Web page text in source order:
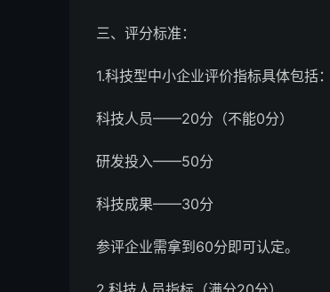
三、评分标准：
1.科技型中小企业评价指标具体包括：
科技人员——20分（不能0分）
研发投入——50分
科技成果——30分
参评企业需拿到60分即可认定。